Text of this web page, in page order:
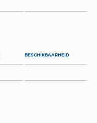
BESCHIKBAARHEID